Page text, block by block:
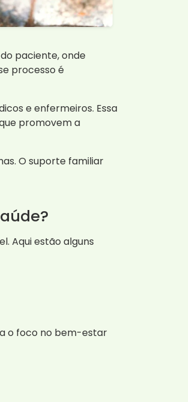
paciente, onde
processo é
e enfermeiros. Essa
promovem a
O suporte familiar
Aqui estão alguns
o foco no bem-estar